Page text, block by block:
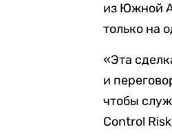
из Южной
только на
«Эта
и
чтобы
Control